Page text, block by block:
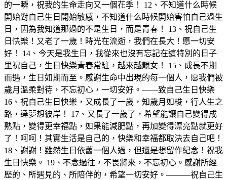
的一瞬，祝我的生命走向又一個花季！ 12、不知道什么時候
開始對自己生日開始敏感，不知道什么時候開始害怕自己過生
日，因為我知道那過的不是生日，而是青春！ 13、祝自己生
日快樂！又老了一歲！時光在流逝，我們在長大！愿一切安
好！ 14、今天是我生日，我從來也沒有忘記在這特別的日子
里祝自己，生日快樂青春常駐，越來越靚女！ 15、成長不期
而遇，生日如期而至。感謝生命中出現的每一個人，愿我們被
歲月溫柔對待，不忘初心，一切安好。——致自己生日快樂
16、祝自己生日快樂，又成長了一歲，知歲月如梭，行人生之
路，達夢想彼岸！ 17、又長了一歲了，希望能讓自己變得成
熟點，變得更幸福點，如果能減肥點，再加變得漂亮點就更好
了！呵呵！其實生活是自己的，快樂和幸福都取決去自己吧！
18、謝謝！雖然生日依舊一個人過，但還是想留作紀念！祝我
生日快樂。 19、不念過往，不畏將來，不忘初心。感謝所經
歷的、所遇見的、所陪伴的，希望一切安好。———祝自己生